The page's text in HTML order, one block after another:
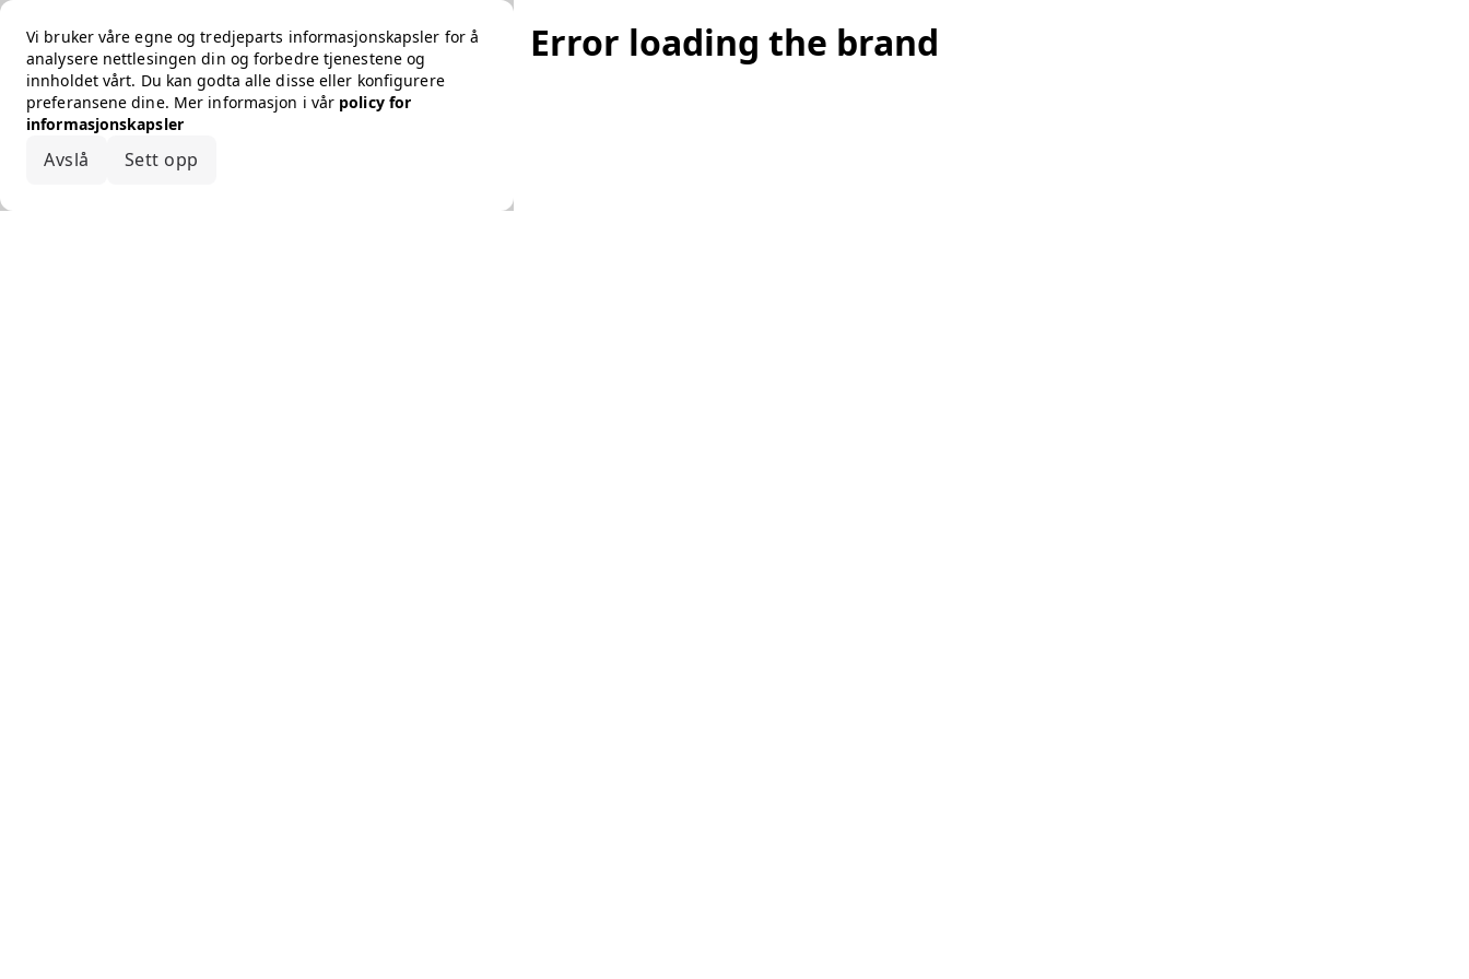
Vi bruker våre egne og tredjeparts informasjonskapsler for å
analysere nettlesingen din og forbedre tjenestene og
innholdet vårt. Du kan godta alle disse eller konfigurere
preferansene dine. Mer informasjon i vår policy for
informasjonskapsler
Avslå Sett opp
Error loading the brand